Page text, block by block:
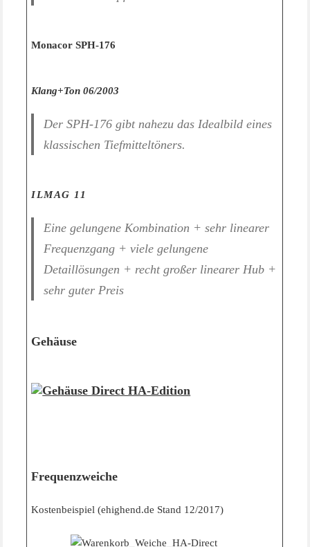
Monacor SPH-176
Klang+Ton 06/2003
Der SPH-176 gibt nahezu das Idealbild eines
klassischen Tiefmitteltöners.
ILMAG 11
Eine gelungene Kombination + sehr linearer
Frequenzgang + viele gelungene
Detaillösungen + recht großer linearer Hub +
sehr guter Preis
Gehäuse
Frequenzweiche
Kostenbeispiel (ehighend.de Stand 12/2017)